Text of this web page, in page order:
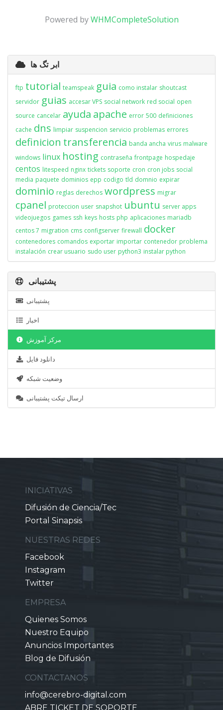
Powered byWHMCompleteSolution
ابر تگ ها
ftp tutorial teamspeak guia como instalar shoutcast
servidor guias accesar VPS social network red social open
source cancelar ayuda apache error 500 definiciones
cache dns limpiar suspencion servicio problemas errores
definicion transferencia banda ancha virus malware
windows linux hosting contraseña frontpage hospedaje
centos litespeed nginx tickets soporte cron cron jobs social
media paquete dominios epp codigo tld domnio expirar
dominio reglas derechos wordpress migrar
cpanel proteccion user snapshot ubuntu server apps
videojuegos games ssh keys hosts php aplicaciones mariadb
centos 7 migration cms configserver firewall docker
contenedores comandos exportar importar contenedor problema
instalación crear usuario sudo user python3 instalar python
پشتیبانی
پشتیبانی
اخبار
مرکز آموزش
دانلود فایل
وضعیت شبکه
ارسال تیکت پشتیبانی
INICIATIVAS
Difusión de Ciencia/Tec
Portal Sinapsis
NUESTRAS REDES
Facebook
Instagram
Twitter
EMPRESA
Quienes Somos
Nuestro Equipo
Anuncios Importantes
Blog de Difusión
CONTACTANOS
info@cerebro-digital.com
ABRE TICKET DE SOPORTE